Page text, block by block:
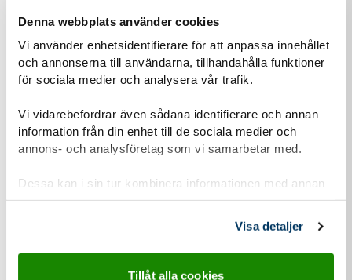
Denna webbplats använder cookies
Vi använder enhetsidentifierare för att anpassa innehållet
och annonserna till användarna, tillhandahålla funktioner
för sociala medier och analysera vår trafik.
Vi vidarebefordrar även sådana identifierare och annan
information från din enhet till de sociala medier och
annons- och analysföretag som vi samarbetar med.
Dessa kan i sin tur kombinera informationen med annan
information som du har tillhandahållit eller som de har
Visa detaljer
Tillåt alla cookies
Om du har barn som vill vara med, hur gamla är den/de?
Hur hittade du hit?
Annons i sociala medier
Jag letade själv upp information
En vän/partner tipsade mig
Submit